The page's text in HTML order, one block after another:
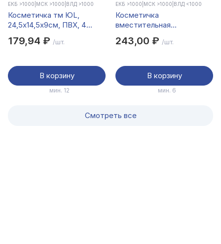
ЕКБ >1000 МСК >1000 ВЛД >1000
Косметичка тм ЮL,
24,5х14,5х9см, ПВХ, 4
179,94 ₽ /шт.
В корзину
мин. 12
ЕКБ >1000 МСК >1000 ВЛД <1000
Косметичка
вместительная
ЮL, 22x16x14см, ПВХ, ТПУ,
243,00 ₽ /шт.
В корзину
мин. 6
Смотреть все